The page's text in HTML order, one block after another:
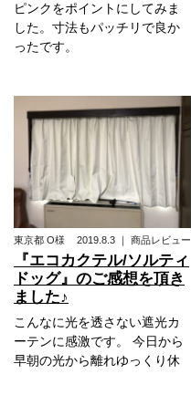
ピンクをポイントにしてみま
した。寸法もパッチリで良か
ったです。
東京都 O様 2019.8.3 ｜ 商品レビュー
『エコカクテル/ソルティ
ドッグ』のご感想を頂き
ました♪
こんなに光を透さない遮光カ
ーテンに感激です。 今日から
早朝の光から離れゆっくり休